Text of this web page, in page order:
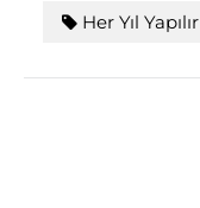
Her Yıl Yapılır